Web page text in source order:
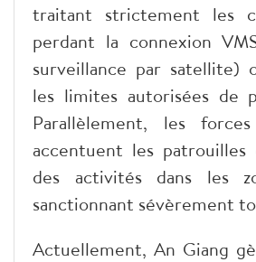
traitant strictement les
perdant la connexion
surveillance par satellite)
les limites autorisées de
Parallèlement, les
accentuent les
des activités dans les
sanctionnant sévèrement
Actuellement, An Giang